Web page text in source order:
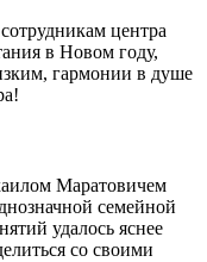
центра
в Новом году,
гармонии в душе
Маратовичем
семейной
удалось яснее
со своими